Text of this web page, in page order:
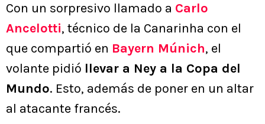
Con un sorpresivo llamado a Carlo
Ancelotti, técnico de la Canarinha con el
que compartió en Bayern Múnich, el
volante pidió llevar a Ney a la Copa del
Mundo. Esto, además de poner en un altar
al atacante francés.